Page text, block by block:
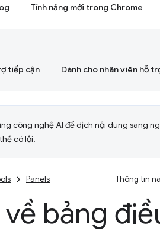
Tính năng mới trong Chrome
tiếp cận Dành cho nhân viên hỗ
công nghệ AI để dịch nội dung sang
có lỗi.
Panels Thông tin
bảng